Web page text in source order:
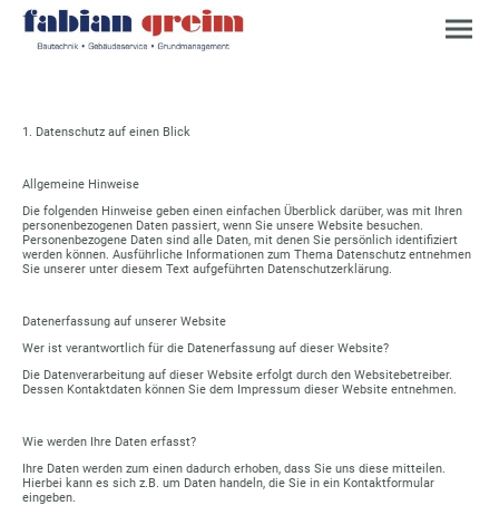
1. Datenschutz auf einen Blick
Allgemeine Hinweise
Die folgenden Hinweise geben einen einfachen Überblick darüber, was mit Ihren
personenbezogenen Daten passiert, wenn Sie unsere Website besuchen.
Personenbezogene Daten sind alle Daten, mit denen Sie persönlich identifiziert
werden können. Ausführliche Informationen zum Thema Datenschutz entnehmen
Sie unserer unter diesem Text aufgeführten Datenschutzerklärung.
Datenerfassung auf unserer Website
Wer ist verantwortlich für die Datenerfassung auf dieser Website?
Die Datenverarbeitung auf dieser Website erfolgt durch den Websitebetreiber.
Dessen Kontaktdaten können Sie dem Impressum dieser Website entnehmen.
Wie werden Ihre Daten erfasst?
Ihre Daten werden zum einen dadurch erhoben, dass Sie uns diese mitteilen.
Hierbei kann es sich z.B. um Daten handeln, die Sie in ein Kontaktformular
eingeben.